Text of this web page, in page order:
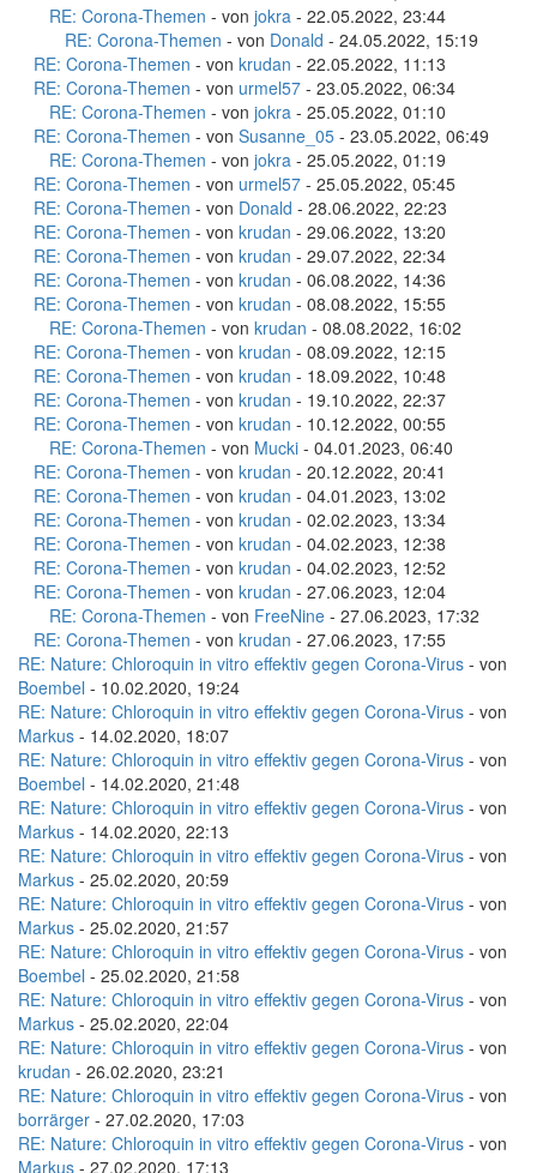
RE: Corona-Themen - von jokra - 22.05.2022, 23:44
RE: Corona-Themen - von Donald - 24.05.2022, 15:19
RE: Corona-Themen - von krudan - 22.05.2022, 11:13
RE: Corona-Themen - von urmel57 - 23.05.2022, 06:34
RE: Corona-Themen - von jokra - 25.05.2022, 01:10
RE: Corona-Themen - von Susanne_05 - 23.05.2022, 06:49
RE: Corona-Themen - von jokra - 25.05.2022, 01:19
RE: Corona-Themen - von urmel57 - 25.05.2022, 05:45
RE: Corona-Themen - von Donald - 28.06.2022, 22:23
RE: Corona-Themen - von krudan - 29.06.2022, 13:20
RE: Corona-Themen - von krudan - 29.07.2022, 22:34
RE: Corona-Themen - von krudan - 06.08.2022, 14:36
RE: Corona-Themen - von krudan - 08.08.2022, 15:55
RE: Corona-Themen - von krudan - 08.08.2022, 16:02
RE: Corona-Themen - von krudan - 08.09.2022, 12:15
RE: Corona-Themen - von krudan - 18.09.2022, 10:48
RE: Corona-Themen - von krudan - 19.10.2022, 22:37
RE: Corona-Themen - von krudan - 10.12.2022, 00:55
RE: Corona-Themen - von Mucki - 04.01.2023, 06:40
RE: Corona-Themen - von krudan - 20.12.2022, 20:41
RE: Corona-Themen - von krudan - 04.01.2023, 13:02
RE: Corona-Themen - von krudan - 02.02.2023, 13:34
RE: Corona-Themen - von krudan - 04.02.2023, 12:38
RE: Corona-Themen - von krudan - 04.02.2023, 12:52
RE: Corona-Themen - von krudan - 27.06.2023, 12:04
RE: Corona-Themen - von FreeNine - 27.06.2023, 17:32
RE: Corona-Themen - von krudan - 27.06.2023, 17:55
RE: Nature: Chloroquin in vitro effektiv gegen Corona-Virus - von
Boembel - 10.02.2020, 19:24
RE: Nature: Chloroquin in vitro effektiv gegen Corona-Virus - von
Markus - 14.02.2020, 18:07
RE: Nature: Chloroquin in vitro effektiv gegen Corona-Virus - von
Boembel - 14.02.2020, 21:48
RE: Nature: Chloroquin in vitro effektiv gegen Corona-Virus - von
Markus - 14.02.2020, 22:13
RE: Nature: Chloroquin in vitro effektiv gegen Corona-Virus - von
Markus - 25.02.2020, 20:59
RE: Nature: Chloroquin in vitro effektiv gegen Corona-Virus - von
Markus - 25.02.2020, 21:57
RE: Nature: Chloroquin in vitro effektiv gegen Corona-Virus - von
Boembel - 25.02.2020, 21:58
RE: Nature: Chloroquin in vitro effektiv gegen Corona-Virus - von
Markus - 25.02.2020, 22:04
RE: Nature: Chloroquin in vitro effektiv gegen Corona-Virus - von
krudan - 26.02.2020, 23:21
RE: Nature: Chloroquin in vitro effektiv gegen Corona-Virus - von
borrärger - 27.02.2020, 17:03
RE: Nature: Chloroquin in vitro effektiv gegen Corona-Virus - von
Markus - 27.02.2020, 17:13